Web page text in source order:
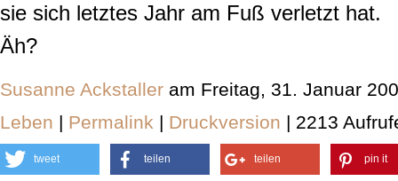
sie sich letztes Jahr am Fuß verletzt hat.
Äh?
Susanne Ackstaller am Freitag, 31. Januar
Leben | Permalink | Druckversion | 2213
tweet teilen teilen pin it